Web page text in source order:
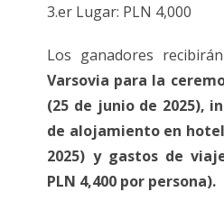
3.er Lugar: PLN 4,000
Los ganadores
Varsovia para la
(25 de junio de 2025),
de alojamiento en
2025) y gastos de
PLN 4,400 por persona).